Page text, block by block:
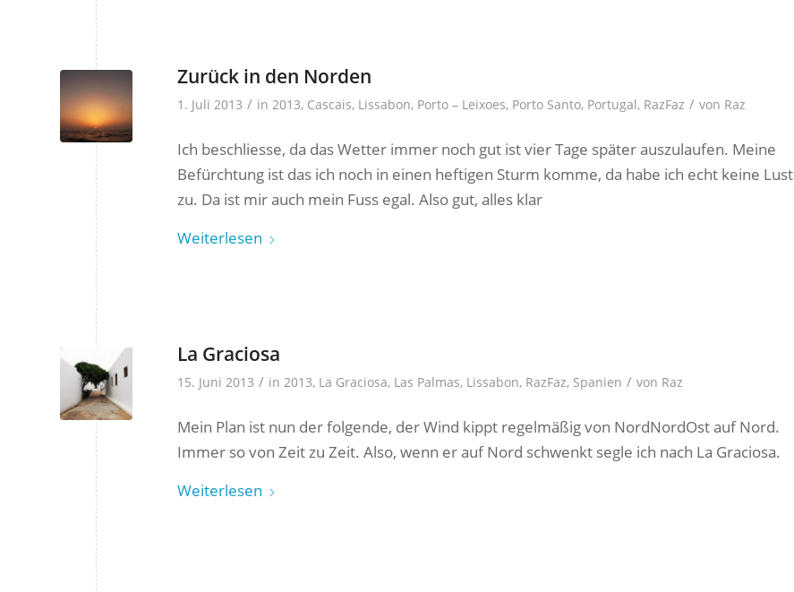
Zurück in den Norden
1. Juli 2013 / in 2013, Cascais, Lissabon, Porto – Leixoes, Porto Santo, Portugal, RazFaz / von Raz
Ich beschliesse, da das Wetter immer noch gut ist vier Tage später auszulaufen. Meine
Befürchtung ist das ich noch in einen heftigen Sturm komme, da habe ich echt keine Lust
zu. Da ist mir auch mein Fuss egal. Also gut, alles klar
Weiterlesen
La Graciosa
15. Juni 2013 / in 2013, La Graciosa, Las Palmas, Lissabon, RazFaz, Spanien / von Raz
Mein Plan ist nun der folgende, der Wind kippt regelmäßig von NordNordOst auf Nord.
Immer so von Zeit zu Zeit. Also, wenn er auf Nord schwenkt segle ich nach La Graciosa.
Weiterlesen